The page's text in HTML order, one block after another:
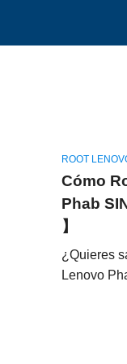
ROOT
Cómo
Phab
】
¿Quieres
Lenovo